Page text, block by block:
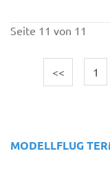
Seite 11 von 11
<< 1
MODELLFLUG